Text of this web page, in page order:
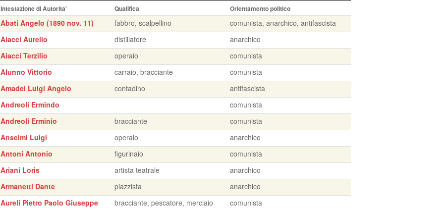
Intestazione di Autorita' Qualifica Orientamento politico
Abati Angelo (1890 nov. 11) fabbro, scalpellino
comunista, anarchico, antifascista
Aiacci Aurelio
distillatore
anarchico
Aiacci Terzilio
operaio
comunista
Alunno Vittorio
carraio, bracciante
comunista
Amadei Luigi Angelo
contadino
antifascista
Andreoli Ermindo
comunista
Andreoli Erminio
bracciante
comunista
Anselmi Luigi
operaio
anarchico
Antoni Antonio
figurinaio
comunista
Ariani Loris
artista teatrale
anarchico
Armanetti Dante
piazzista
anarchico
Aureli Pietro Paolo Giuseppe
bracciante, pescatore, merciaio
comunista